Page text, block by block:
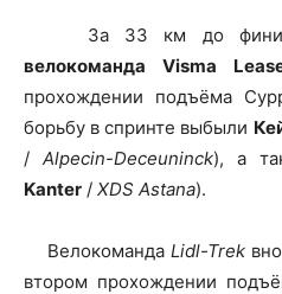
За 33 км до финиша
велокоманда Visma
прохождении подъёма
борьбу в спринте выбыли
/ Alpecin-Deceuninck), а
Kanter / XDS Astana).
Велокоманда Lidl-Trek
втором прохождении